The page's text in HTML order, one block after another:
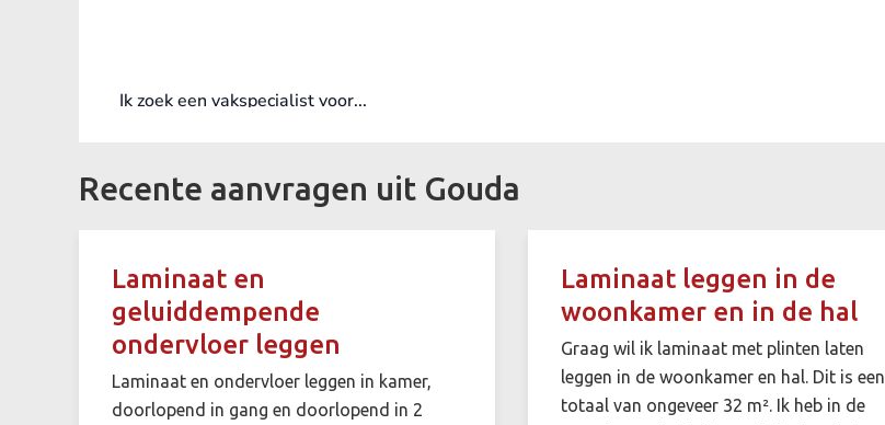
Recente aanvragen uit Gouda
Laminaat en
geluiddempende
ondervloer leggen
Laminaat en ondervloer leggen in kamer,
doorlopend in gang en doorlopend in 2
Laminaat leggen in de
woonkamer en in de hal
Graag wil ik laminaat met plinten laten
leggen in de woonkamer en hal. Dit is een
totaal van ongeveer 32 m². Ik heb in de